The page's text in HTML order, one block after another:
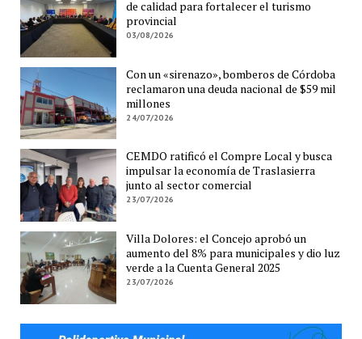
de calidad para fortalecer el turismo
provincial
03/08/2026
Con un «sirenazo», bomberos de Córdoba
reclamaron una deuda nacional de $59 mil
millones
24/07/2026
CEMDO ratificó el Compre Local y busca
impulsar la economía de Traslasierra
junto al sector comercial
23/07/2026
Villa Dolores: el Concejo aprobó un
aumento del 8% para municipales y dio luz
verde a la Cuenta General 2025
23/07/2026